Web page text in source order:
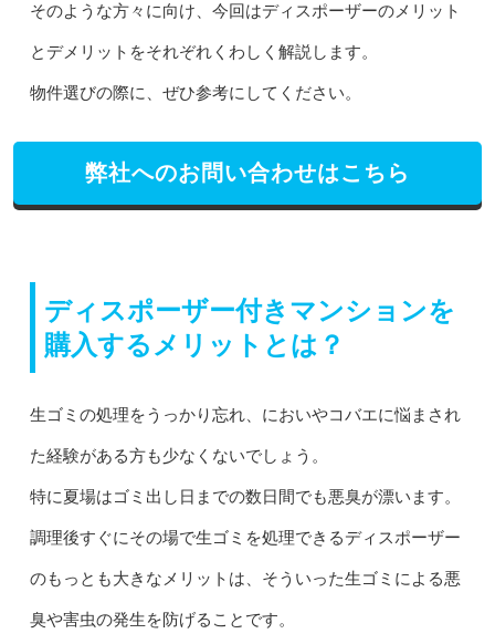
そのような方々に向け、今回はディスポーザーのメリット
とデメリットをそれぞれくわしく解説します。
物件選びの際に、ぜひ参考にしてください。
弊社へのお問い合わせはこちら
ディスポーザー付きマンションを
購入するメリットとは？
生ゴミの処理をうっかり忘れ、においやコバエに悩まされ
た経験がある方も少なくないでしょう。
特に夏場はゴミ出し日までの数日間でも悪臭が漂います。
調理後すぐにその場で生ゴミを処理できるディスポーザー
のもっとも大きなメリットは、そういった生ゴミによる悪
臭や害虫の発生を防げることです。